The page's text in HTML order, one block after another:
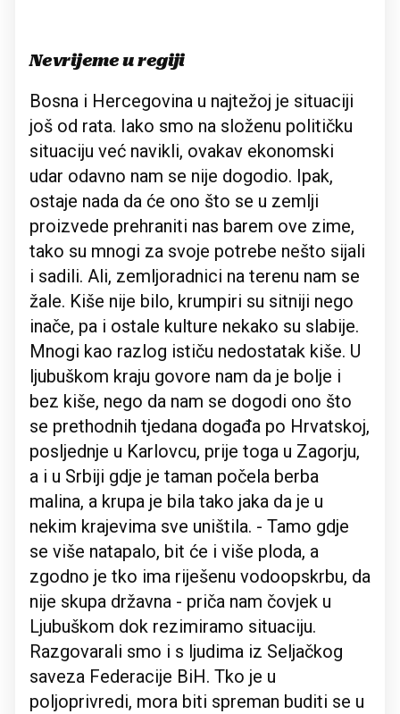
Nevrijeme u regiji
Bosna i Hercegovina u najtežoj je situaciji
još od rata. Iako smo na složenu političku
situaciju već navikli, ovakav ekonomski
udar odavno nam se nije dogodio. Ipak,
ostaje nada da će ono što se u zemlji
proizvede prehraniti nas barem ove zime,
tako su mnogi za svoje potrebe nešto sijali
i sadili. Ali, zemljoradnici na terenu nam se
žale. Kiše nije bilo, krumpiri su sitniji nego
inače, pa i ostale kulture nekako su slabije.
Mnogi kao razlog ističu nedostatak kiše. U
ljubuškom kraju govore nam da je bolje i
bez kiše, nego da nam se dogodi ono što
se prethodnih tjedana događa po Hrvatskoj,
posljednje u Karlovcu, prije toga u Zagorju,
a i u Srbiji gdje je taman počela berba
malina, a krupa je bila tako jaka da je u
nekim krajevima sve uništila. - Tamo gdje
se više natapalo, bit će i više ploda, a
zgodno je tko ima riješenu vodoopskrbu, da
nije skupa državna - priča nam čovjek u
Ljubuškom dok rezimiramo situaciju.
Razgovarali smo i s ljudima iz Seljačkog
saveza Federacije BiH. Tko je u
poljoprivredi, mora biti spreman buditi se u